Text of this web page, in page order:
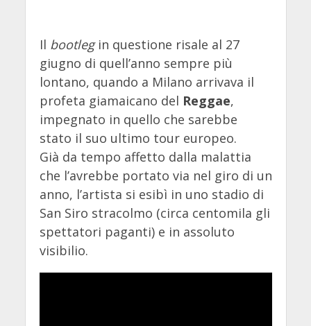
Il bootlegin questione risale al 27
giugno di quell’anno sempre più
lontano, quando a Milano arrivava il
profeta giamaicano del Reggae,
impegnato in quello che sarebbe
stato il suo ultimo tour europeo.
Già da tempo affetto dalla malattia
che l’avrebbe portato via nel giro di un
anno, l’artista si esibì in uno stadio di
San Siro stracolmo (circa centomila gli
spettatori paganti) e in assoluto
visibilio.